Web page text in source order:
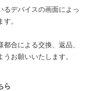
るデバイスの画面によっ
。
都合による交換、返品、
お願いいたします。
ら